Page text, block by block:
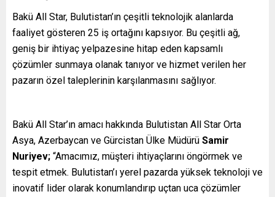
Bakü All Star, Bulutistan’ın çeşitli teknolojik alanlarda
faaliyet gösteren 25 iş ortağını kapsıyor. Bu çeşitli ağ,
geniş bir ihtiyaç yelpazesine hitap eden kapsamlı
çözümler sunmaya olanak tanıyor ve hizmet verilen her
pazarın özel taleplerinin karşılanmasını sağlıyor.
Bakü All Star’ın amacı hakkında Bulutistan All Star Orta
Asya, Azerbaycan ve Gürcistan Ülke Müdürü Samir
Nuriyev; “Amacımız, müşteri ihtiyaçlarını öngörmek ve
tespit etmek. Bulutistan’ı yerel pazarda yüksek teknoloji ve
inovatif lider olarak konumlandırıp uçtan uca çözümler